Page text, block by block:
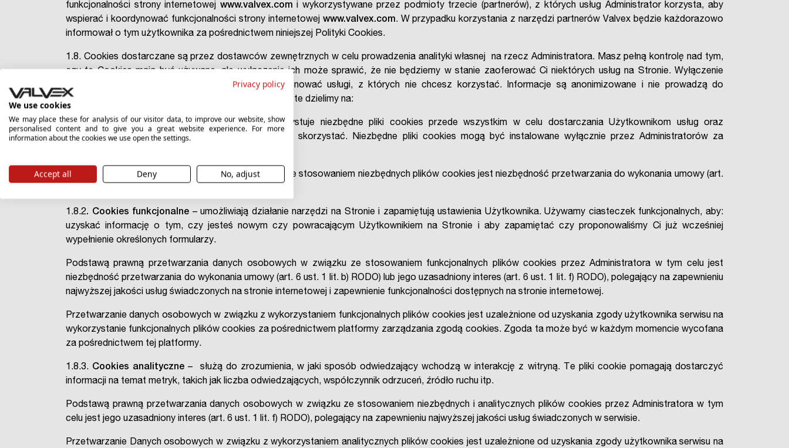
funkcjonalności strony internetowej www.valvex.com i wykorzystywane przez podmioty trzecie (partnerów), z których usług Administrator korzysta, aby
wspierać i koordynować funkcjonalności strony internetowej www.valvex.com. W przypadku korzystania z narzędzi partnerów Valvex będzie każdorazowo
informował o tym użytkownika za pośrednictwem niniejszej Polityki Cookies.
1.8. Cookies dostarczane są przez dostawców zewnętrznych w celu prowadzenia analityki własnej na rzecz Administratora. Masz pełną kontrolę nad tym,
czy te Cookies mają być używane, ale wyłączenie ich może sprawić, że nie będziemy w stanie zaoferować Ci niektórych usług na Stronie. Wyłączenie
ciasteczek sprawi, że możemy Ci powtórnie proponować usługi, z których nie chcesz korzystać. Informacje są anonimizowane i nie prowadzą do
identyfikacji Ciebie jako Użytkownika Strony. Cookies te dzielimy na:
1.8.1.Cookies niezbędne –Administrator wykorzystuje niezbędne pliki cookies przede wszystkim w celu dostarczania Użytkownikom usług oraz
funkcjonalności serwisu, z których Użytkownik chce skorzystać. Niezbędne pliki cookies mogą być instalowane wyłącznie przez Administratorów za
Podstawą prawną przetwarzania danych w związku ze stosowaniem niezbędnych plików cookies jest niezbędność przetwarzania do wykonania umowy (art.
1.8.2. Cookies funkcjonalne – umożliwiają działanie narzędzi na Stronie i zapamiętują ustawienia Użytkownika. Używamy ciasteczek funkcjonalnych, aby:
uzyskać informację o tym, czy jesteś nowym czy powracającym Użytkownikiem na Stronie i aby zapamiętać czy proponowaliśmy Ci już wcześniej
wypełnienie określonych formularzy.
Podstawą prawną przetwarzania danych osobowych w związku ze stosowaniem funkcjonalnych plików cookies przez Administratora w tym celu jest
niezbędność przetwarzania do wykonania umowy (art. 6 ust. 1 lit. b) RODO) lub jego uzasadniony interes (art. 6 ust. 1 lit. f) RODO), polegający na zapewnieniu
najwyższej jakości usług świadczonych na stronie internetowej i zapewnienie funkcjonalności dostępnych na stronie internetowej.
Przetwarzanie danych osobowych w związku z wykorzystaniem funkcjonalnych plików cookies jest uzależnione od uzyskania zgody użytkownika serwisu na
wykorzystanie funkcjonalnych plików cookies za pośrednictwem platformy zarządzania zgodą cookies. Zgoda ta może być w każdym momencie wycofana
za pośrednictwem tej platformy.
1.8.3. Cookies analityczne – służą do zrozumienia, w jaki sposób odwiedzający wchodzą w interakcję z witryną. Te pliki cookie pomagają dostarczyć
informacji na temat metryk, takich jak liczba odwiedzających, współczynnik odrzuceń, źródło ruchu itp.
Podstawą prawną przetwarzania danych osobowych w związku ze stosowaniem niezbędnych i analitycznych plików cookies przez Administratora w tym
celu jest jego uzasadniony interes (art. 6 ust. 1 lit. f) RODO), polegający na zapewnieniu najwyższej jakości usług świadczonych w serwisie.
Przetwarzanie Danych osobowych w związku z wykorzystaniem analitycznych plików cookies jest uzależnione od uzyskania zgody użytkownika serwisu na
Privacy policy
We use cookies
We may place these for analysis of our visitor data, to improve our website, show
personalised content and to give you a great website experience. For more
information about the cookies we use open the settings.
Accept all Deny No, adjust